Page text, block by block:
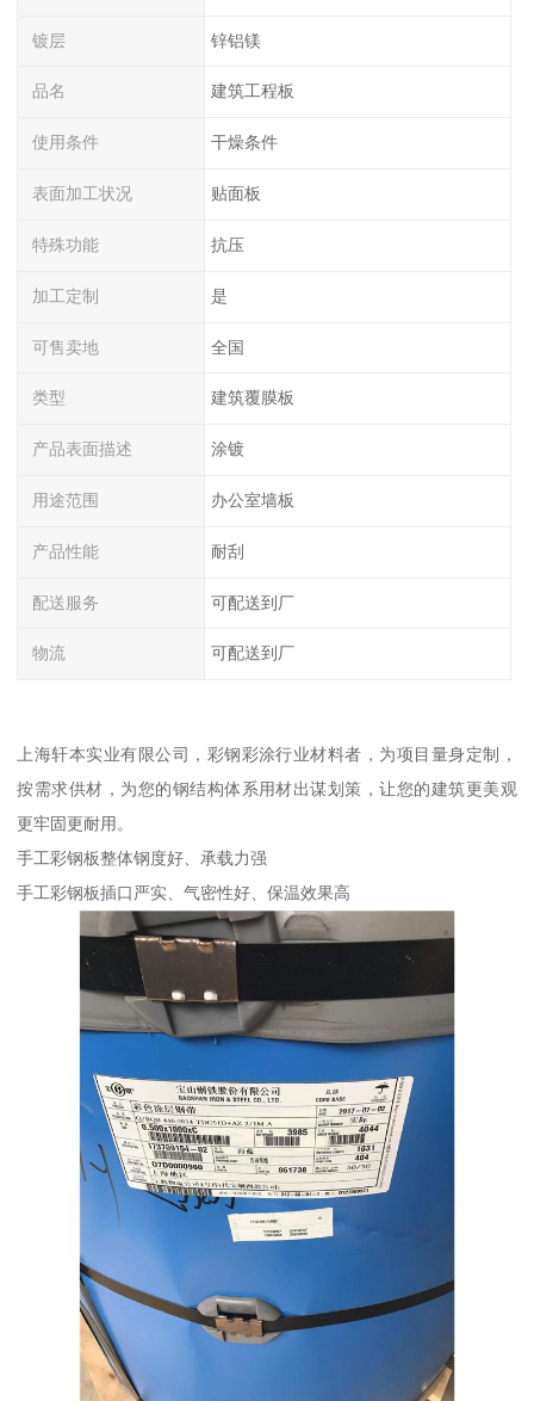
镀层 锌铝镁
品名 建筑工程板
使用条件 干燥条件
表面加工状况 贴面板
特殊功能 抗压
加工定制 是
可售卖地 全国
类型 建筑覆膜板
产品表面描述 涂镀
用途范围 办公室墙板
产品性能 耐刮
配送服务 可配送到厂
物流 可配送到厂
上海轩本实业有限公司，彩钢彩涂行业材料者，为项目量身定制，
按需求供材，为您的钢结构体系用材出谋划策，让您的建筑更美观
更牢固更耐用。
手工彩钢板整体钢度好、承载力强
手工彩钢板插口严实、气密性好、保温效果高